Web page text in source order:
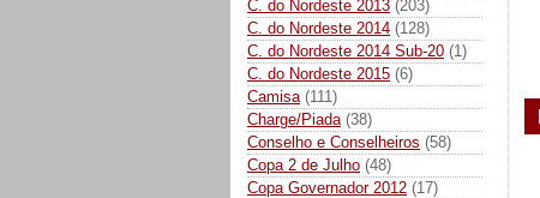
C. do Nordeste 2013 (203)
C. do Nordeste 2014 (128)
C. do Nordeste 2014 Sub-20 (1)
C. do Nordeste 2015 (6)
Camisa (111)
Charge/Piada (38)
Conselho e Conselheiros (58)
Copa 2 de Julho (48)
Copa Governador 2012 (17)